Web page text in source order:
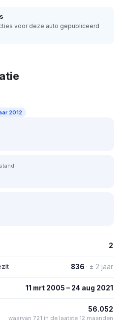
voor deze auto gepubliceerd
2012
2
836 · ± 2 jaar
11 mrt 2005 – 24 aug 2021
56.052
waarvan 721 in de laatste 12 maanden